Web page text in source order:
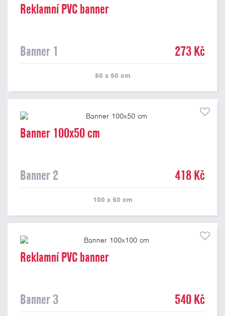
Reklamní PVC banner
Banner 1 273 Kč
50 x 50 cm
Banner 100x50 cm
Banner 2 418 Kč
100 x 50 cm
Reklamní PVC banner
Banner 3 540 Kč